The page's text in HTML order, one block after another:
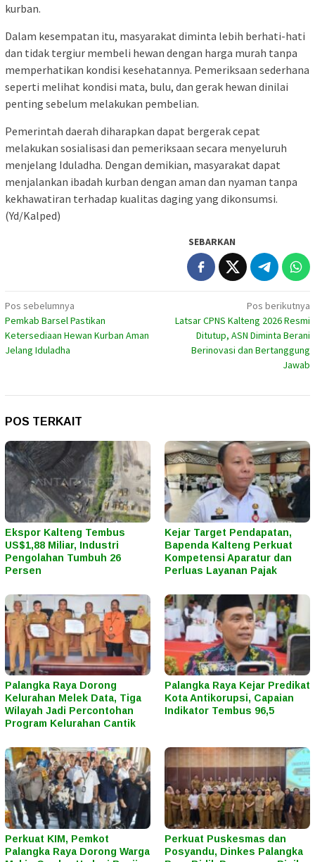
kurban.
Dalam kesempatan itu, masyarakat diminta lebih berhati-hati
dan tidak tergiur membeli hewan dengan harga murah tanpa
memperhatikan kondisi kesehatannya. Pemeriksaan sederhana
seperti melihat kondisi mata, bulu, dan gerak hewan dinilai
penting sebelum melakukan pembelian.
Pemerintah daerah diharapkan dapat bergerak cepat
melakukan sosialisasi dan pemeriksaan secara menyeluruh
menjelang Iduladha. Dengan demikian, masyarakat dapat
menjalankan ibadah kurban dengan aman dan nyaman tanpa
kekhawatiran terhadap kualitas daging yang dikonsumsi.
(Yd/Kalped)
SEBARKAN
Navigasi
pos
Pos sebelumnya
Pemkab Barsel Pastikan
Ketersediaan Hewan Kurban Aman
Jelang Iduladha
Pos berikutnya
Latsar CPNS Kalteng 2026 Resmi
Ditutup, ASN Diminta Berani
Berinovasi dan Bertanggung
Jawab
POS TERKAIT
Ekspor Kalteng Tembus
US$1,88 Miliar, Industri
Pengolahan Tumbuh 26
Persen
Kejar Target Pendapatan,
Bapenda Kalteng Perkuat
Kompetensi Aparatur dan
Perluas Layanan Pajak
Palangka Raya Dorong
Kelurahan Melek Data, Tiga
Wilayah Jadi Percontohan
Program Kelurahan Cantik
Palangka Raya Kejar Predikat
Kota Antikorupsi, Capaian
Indikator Tembus 96,5
Perkuat KIM, Pemkot
Palangka Raya Dorong Warga
Perkuat Puskesmas dan
Posyandu, Dinkes Palangka